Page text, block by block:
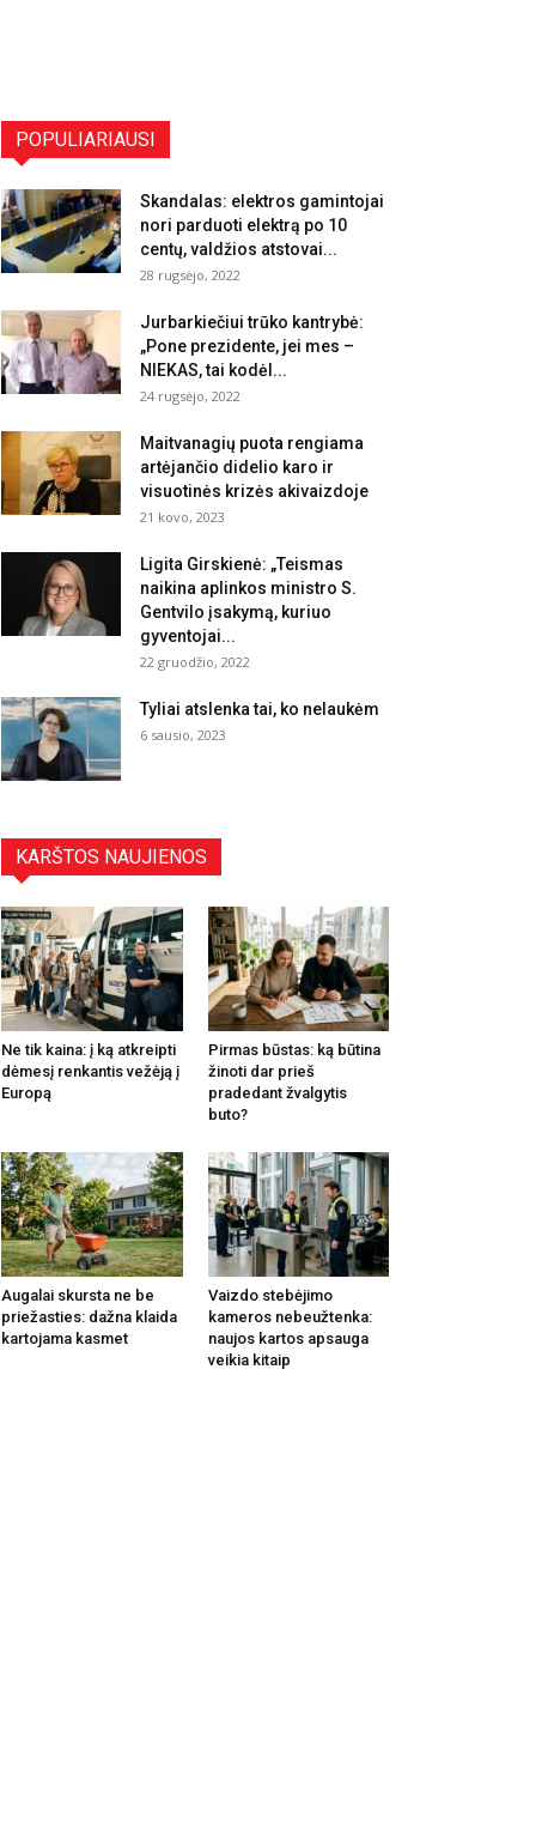
POPULIARIAUSI
Skandalas: elektros gamintojai
nori parduoti elektrą po 10
centų, valdžios atstovai...
28 rugsėjo, 2022
Jurbarkiečiui trūko kantrybė:
„Pone prezidente, jei mes –
NIEKAS, tai kodėl...
24 rugsėjo, 2022
Maitvanagių puota rengiama
artėjančio didelio karo ir
visuotinės krizės akivaizdoje
21 kovo, 2023
Ligita Girskienė: „Teismas
naikina aplinkos ministro S.
Gentvilo įsakymą, kuriuo
gyventojai...
22 gruodžio, 2022
Tyliai atslenka tai, ko nelaukėm
6 sausio, 2023
KARŠTOS NAUJIENOS
Ne tik kaina: į ką atkreipti
dėmesį renkantis vežėją į
Europą
Pirmas būstas: ką būtina
žinoti dar prieš
pradedant žvalgytis
buto?
Augalai skursta ne be
priežasties: dažna klaida
kartojama kasmet
Vaizdo stebėjimo
kameros nebeužtenka:
naujos kartos apsauga
veikia kitaip